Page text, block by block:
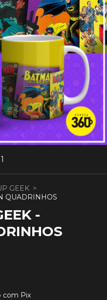
1
GEEK >
QUADRINHOS
-
com Pix